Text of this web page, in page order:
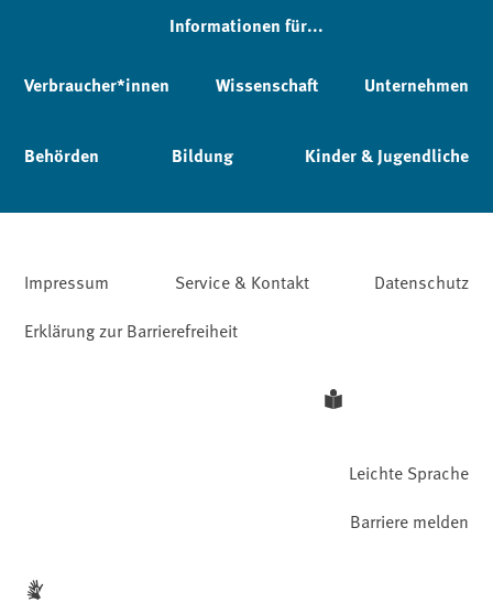
Informationen für...
Verbraucher*innen Wissenschaft Unternehmen
Behörden Bildung Kinder & Jugendliche
Impressum Service & Kontakt
Datenschutz
Erklärung zur Barrierefreiheit
Leichte Sprache
Barriere melden